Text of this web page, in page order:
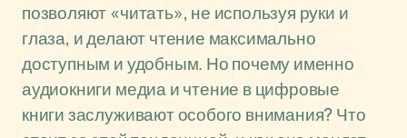
позволяют «читать», не используя руки и
глаза, и делают чтение максимально
доступным и удобным. Но почему именно
аудиокниги медиа и чтение в цифровые
книги заслуживают особого внимания? Что